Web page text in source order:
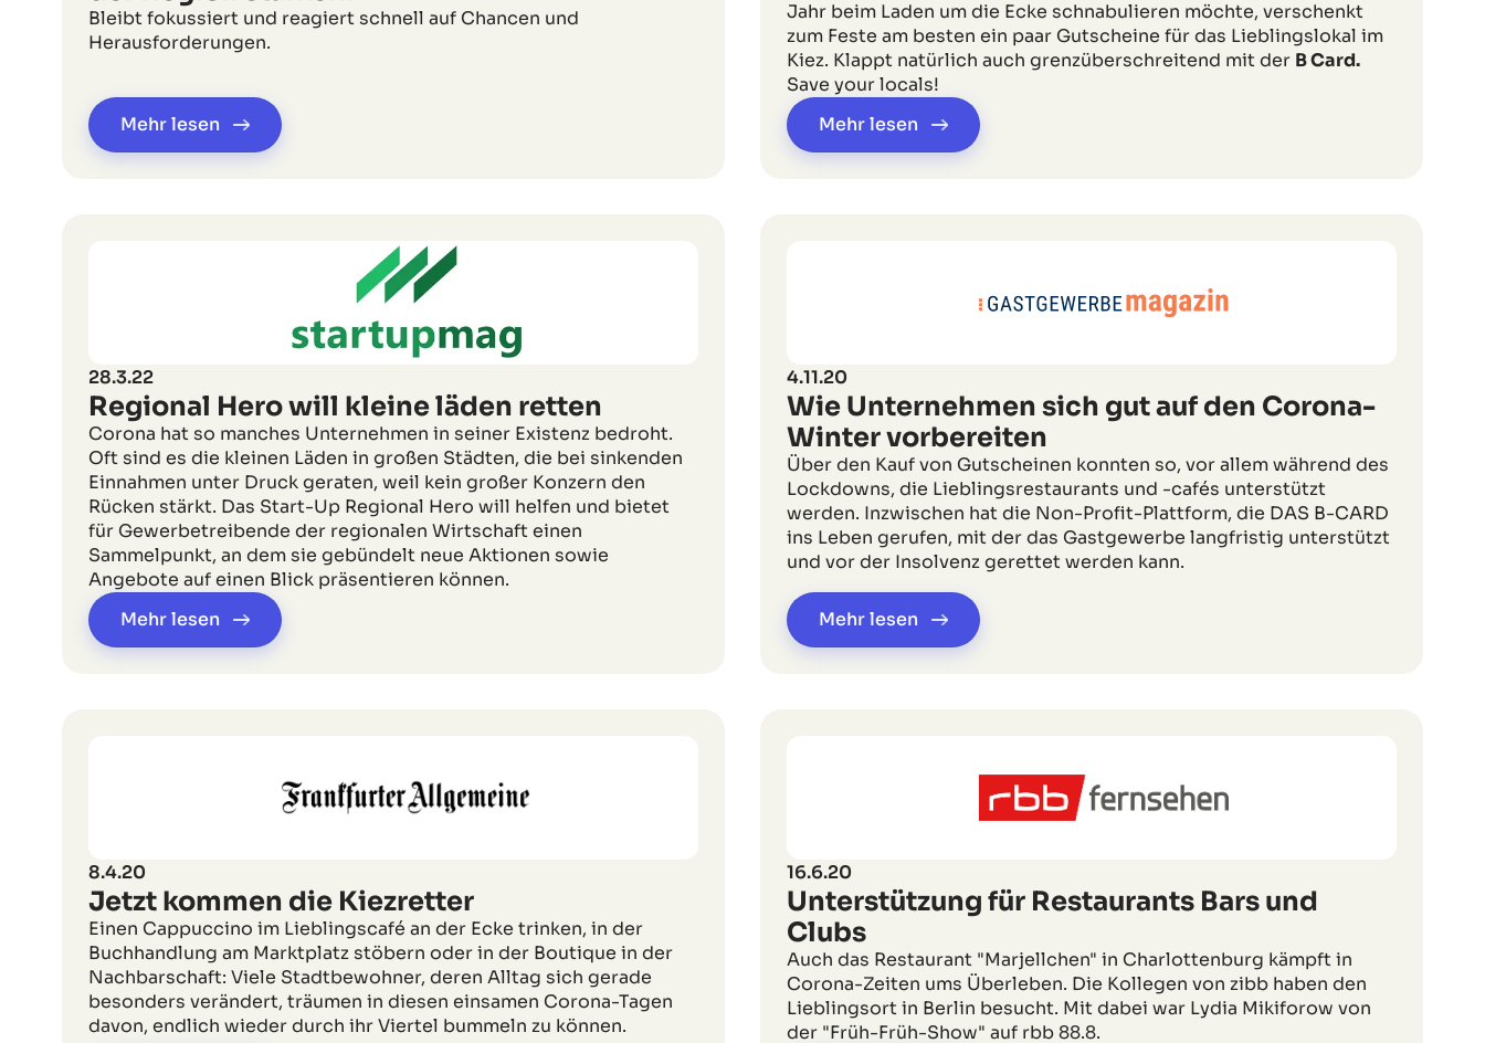
Bleibt fokussiert und reagiert schnell auf Chancen und
Herausforderungen.
Mehr lesen
Jahr beim Laden um die Ecke schnabulieren möchte, verschenkt
zum Feste am besten ein paar Gutscheine für das Lieblingslokal im
Kiez. Klappt natürlich auch grenzüberschreitend mit der B Card.
Save your locals!
Mehr lesen
28.3.22
Regional Hero will kleine läden retten
Corona hat so manches Unternehmen in seiner Existenz bedroht.
Oft sind es die kleinen Läden in großen Städten, die bei sinkenden
Einnahmen unter Druck geraten, weil kein großer Konzern den
Rücken stärkt. Das Start-Up Regional Hero will helfen und bietet
für Gewerbetreibende der regionalen Wirtschaft einen
Sammelpunkt, an dem sie gebündelt neue Aktionen sowie
Angebote auf einen Blick präsentieren können.
Mehr lesen
4.11.20
Wie Unternehmen sich gut auf den Corona-
Winter vorbereiten
Über den Kauf von Gutscheinen konnten so, vor allem während des
Lockdowns, die Lieblingsrestaurants und -cafés unterstützt
werden. Inzwischen hat die Non-Profit-Plattform, die DAS B-CARD
ins Leben gerufen, mit der das Gastgewerbe langfristig unterstützt
und vor der Insolvenz gerettet werden kann.
Mehr lesen
8.4.20
Jetzt kommen die Kiezretter
Einen Cappuccino im Lieblingscafé an der Ecke trinken, in der
Buchhandlung am Marktplatz stöbern oder in der Boutique in der
Nachbarschaft: Viele Stadtbewohner, deren Alltag sich gerade
besonders verändert, träumen in diesen einsamen Corona-Tagen
davon, endlich wieder durch ihr Viertel bummeln zu können.
16.6.20
Unterstützung für Restaurants Bars und
Clubs
Auch das Restaurant "Marjellchen" in Charlottenburg kämpft in
Corona-Zeiten ums Überleben. Die Kollegen von zibb haben den
Lieblingsort in Berlin besucht. Mit dabei war Lydia Mikiforow von
der "Früh-Früh-Show" auf rbb 88.8.